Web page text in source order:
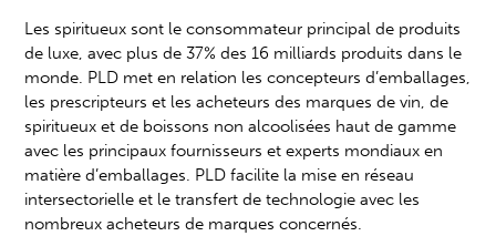
Les spiritueux sont le consommateur principal de produits
de luxe, avec plus de 37% des 16 milliards produits dans le
monde. PLD met en relation les concepteurs d’emballages,
les prescripteurs et les acheteurs des marques de vin, de
spiritueux et de boissons non alcoolisées haut de gamme
avec les principaux fournisseurs et experts mondiaux en
matière d’emballages. PLD facilite la mise en réseau
intersectorielle et le transfert de technologie avec les
nombreux acheteurs de marques concernés.